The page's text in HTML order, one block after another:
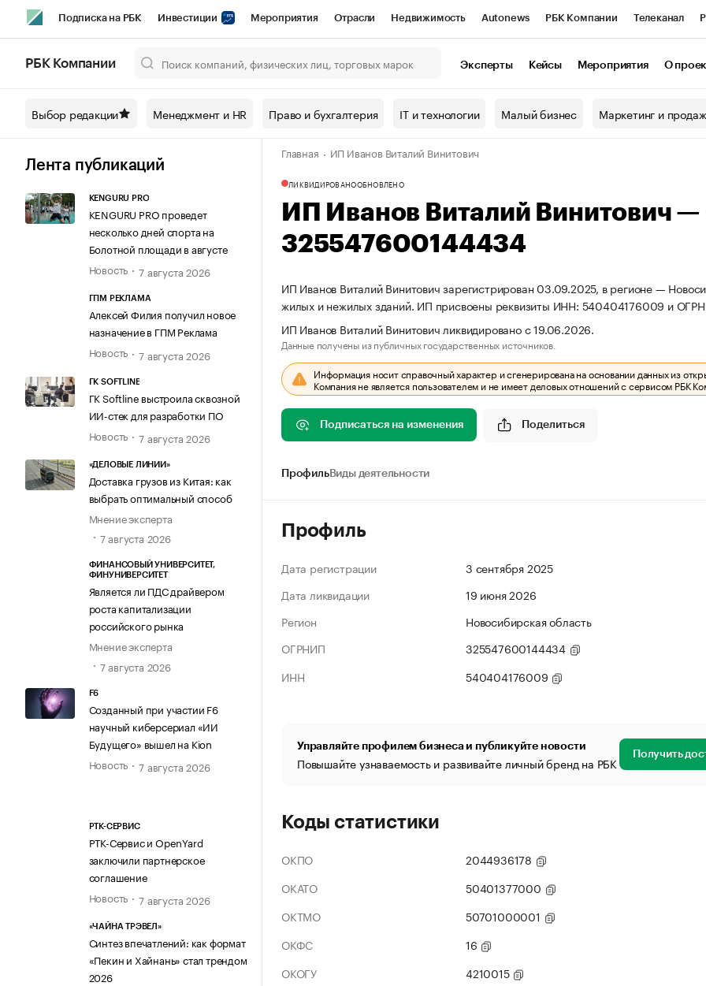
Подписка на РБК Инвестиции Мероприятия Отрасли Недвижимость Autonews РБК Компании Телеканал
Спецпроекты СПб Конференции СПб Спецпроекты Проверка контрагентов
Технологии и медиа Рынок наличной валюты
РБК Компании Эксперты Кейсы Мероприятия О
Выбор редакции Менеджмент и HR Право и бухгалтерия IT и технологии Малый бизнес Маркетинг и
Лента публикаций
KENGURU PRO
KENGURU PRO проведет
несколько дней спорта на
Болотной площади в августе
Новость
7 августа 2026
ГПМ РЕКЛАМА
Алексей Филия получил новое
назначение в ГПМ Реклама
Новость
7 августа 2026
ГК SOFTLINE
ГК Softline выстроила сквозной
ИИ-стек для разработки ПО
Новость
7 августа 2026
«ДЕЛОВЫЕ ЛИНИИ»
Доставка грузов из Китая: как
выбрать оптимальный способ
Мнение эксперта
7 августа 2026
ФИНАНСОВЫЙ УНИВЕРСИТЕТ,
ФИНУНИВЕРСИТЕТ
Является ли ПДС драйвером
роста капитализации
российского рынка
Мнение эксперта
7 августа 2026
F6
Созданный при участии F6
научный киберсериал «ИИ
Будущего» вышел на Kion
Новость
7 августа 2026
РТК-СЕРВИС
РТК-Сервис и OpenYard
заключили партнерское
соглашение
Новость
7 августа 2026
«ЧАЙНА ТРЭВЕЛ»
Синтез впечатлений: как формат
«Пекин и Хайнань» стал трендом
2026
Главная ИП Иванов Виталий Винитович
ЛИКВИДИРОВАНООБНОВЛЕНО
ИП Иванов Виталий Винитович
325547600144434
ИП Иванов Виталий Винитович зарегистрирован 03.09.2025, в регионе —
жилых и нежилых зданий. ИП присвоены реквизиты ИНН: 540404176009 и
ИП Иванов Виталий Винитович ликвидировано с 19.06.2026.
Данные получены из публичных государственных источников.
Информация носит справочный характер и сгенерирована на основании данных из
Компания не является пользователем и не имеет деловых отношений с сервисом РБК
Подписаться на изменения Поделиться
ПрофильВиды деятельности
Профиль
Дата регистрации
3 сентября 2025
Дата ликвидации
19 июня 2026
Регион
Новосибирская область
ОГРНИП
325547600144434
ИНН
540404176009
Управляйте профилем бизнеса и публикуйте новости
Повышайте узнаваемость и развивайте личный бренд на РБК Получить
Коды статистики
ОКПО
2044936178
ОКАТО
50401377000
ОКТМО
50701000001
ОКФС
16
ОКОГУ
4210015